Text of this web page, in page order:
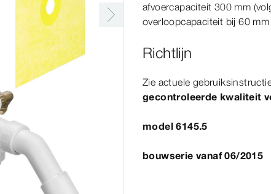
afvoercapaciteit 300 mm
overloopcapaciteit bij 60 mm
Richtlijn
Zie actuele
gecontroleerde kwaliteit
model 6145.5
bouwserie vanaf 06/2015